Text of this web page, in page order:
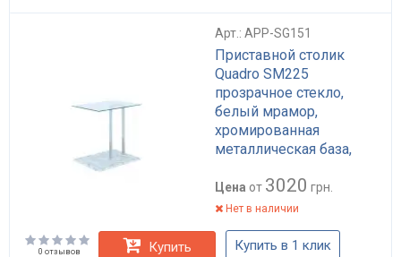
Арт.: APP-SG151
Приставной столик
Quadro SM225
прозрачное стекло,
белый мрамор,
хромированная
металлическая база,
49 см арт: APP-SG151
Цена от 3020 грн.
Нет в наличии
0 отзывов Купить Купить в 1 клик